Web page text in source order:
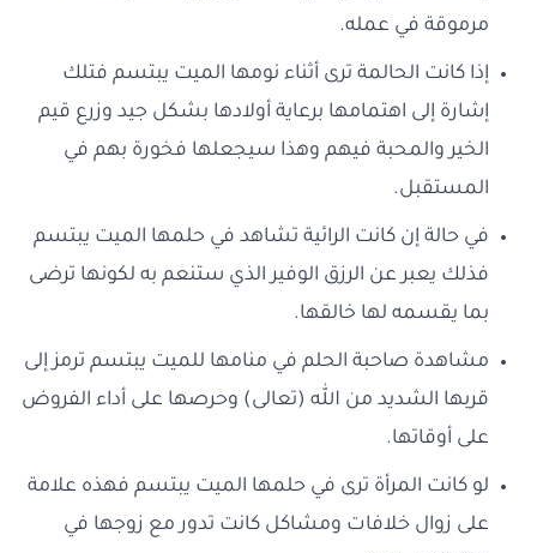
مرموقة في عمله.
إذا كانت الحالمة ترى أثناء نومها الميت يبتسم فتلك
إشارة إلى اهتمامها برعاية أولادها بشكل جيد وزرع قيم
الخير والمحبة فيهم وهذا سيجعلها فخورة بهم في
المستقبل.
في حالة إن كانت الرائية تشاهد في حلمها الميت يبتسم
فذلك يعبر عن الرزق الوفير الذي ستنعم به لكونها ترضى
بما يقسمه لها خالقها.
مشاهدة صاحبة الحلم في منامها للميت يبتسم ترمز إلى
قربها الشديد من الله (تعالى) وحرصها على أداء الفروض
على أوقاتها.
لو كانت المرأة ترى في حلمها الميت يبتسم فهذه علامة
على زوال خلافات ومشاكل كانت تدور مع زوجها في